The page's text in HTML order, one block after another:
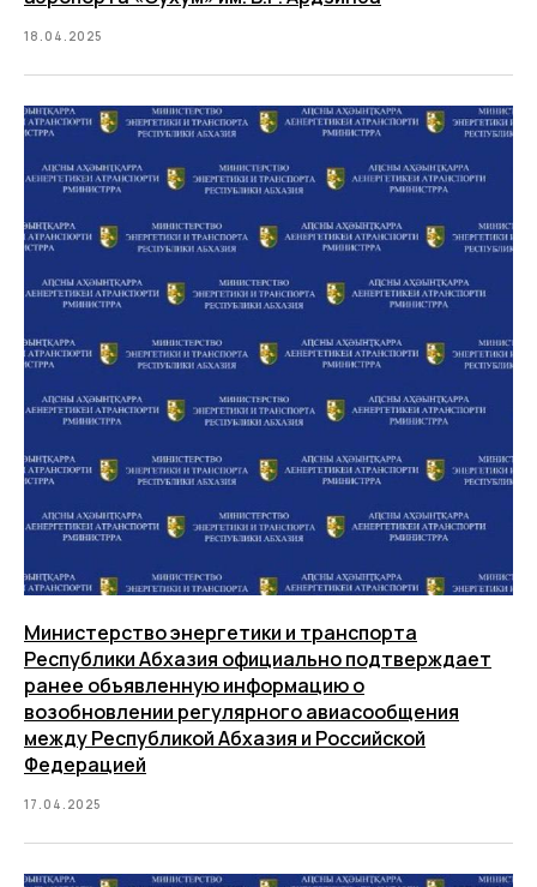
18.04.2025
Министерство энергетики и транспорта
Республики Абхазия официально подтверждает
ранее объявленную информацию о
возобновлении регулярного авиасообщения
между Республикой Абхазия и Российской
Федерацией
17.04.2025